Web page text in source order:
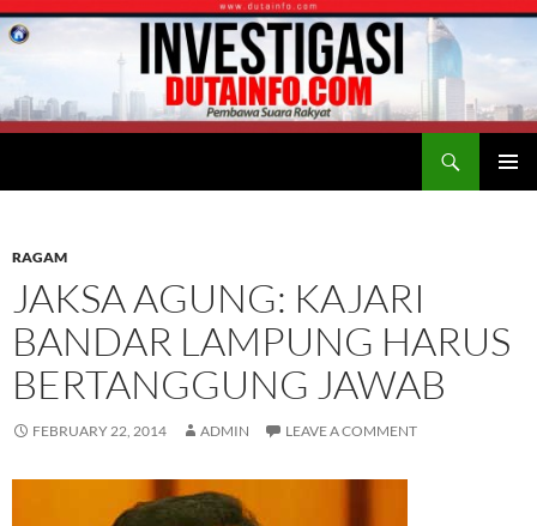
RAGAM
JAKSA AGUNG: KAJARI
BANDAR LAMPUNG HARUS
BERTANGGUNG JAWAB
FEBRUARY 22, 2014 ADMIN LEAVE A COMMENT